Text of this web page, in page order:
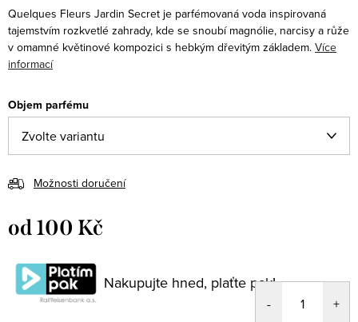
Quelques Fleurs Jardin Secret je parfémovaná voda inspirovaná
tajemstvím rozkvetlé zahrady, kde se snoubí magnólie, narcisy a růže
v omamné květinové kompozici s hebkým dřevitým základem. Více
informací
Objem parfému
Možnosti doručení
od100 Kč
cena:
Nakupujte hned, plaťte pak!